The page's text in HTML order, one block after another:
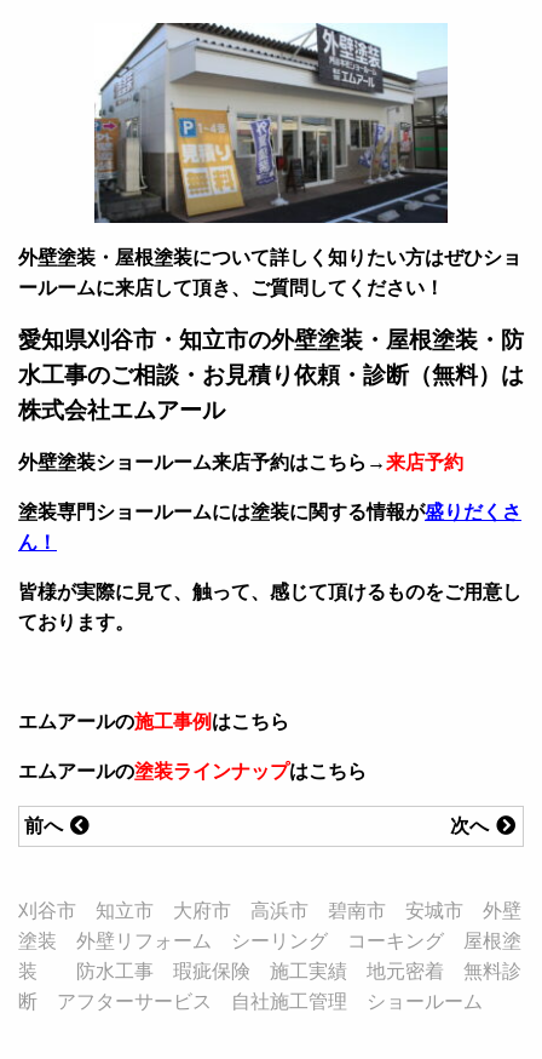
外壁塗装・屋根塗装について詳しく知りたい方はぜひショ
ールームに来店して頂き、ご質問してください！
愛知県刈谷市・知立市の外壁塗装・屋根塗装・防
水工事のご相談・お見積り依頼・診断（無料）は
株式会社エムアール
外壁塗装ショールーム来店予約はこちら→来店予約
塗装専門ショールームには塗装に関する情報が盛りだくさ
ん！
皆様が実際に見て、触って、感じて頂けるものをご用意し
ております。
エムアールの施工事例 はこちら
エムアールの塗装ラインナップはこちら
次へ
前へ
刈谷市 知立市 大府市 高浜市 碧南市 安城市 外壁
塗装 外壁リフォーム シーリング コーキング 屋根塗
装 防水工事 瑕疵保険 施工実績 地元密着 無料診
断 アフターサービス 自社施工管理 ショールーム